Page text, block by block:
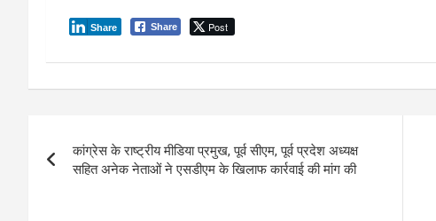
Share Post
Share
कांग्रेस के राष्ट्रीय मीडिया प्रमुख, पूर्व सीएम, पूर्व प्रदेश अध्यक्ष
सहित अनेक नेताओं ने एसडीएम के खिलाफ कार्रवाई की मांग की